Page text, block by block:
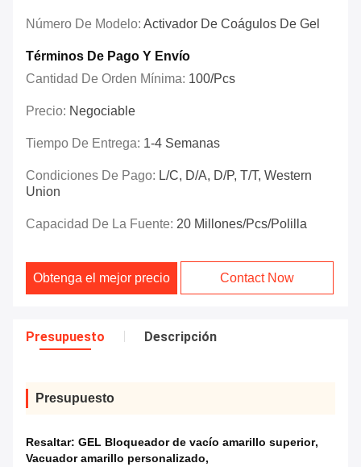
Número De Modelo: Activador De Coágulos De Gel
Términos De Pago Y Envío
Cantidad De Orden Mínima: 100/pcs
Precio: Negociable
Tiempo De Entrega: 1-4 Semanas
Condiciones De Pago: L/C, D/A, D/P, T/T, Western
Union
Capacidad De La Fuente: 20 Millones/pcs/polilla
Obtenga el mejor precio Contact Now
Presupuesto Descripción
Presupuesto
Resaltar: GEL Bloqueador de vacío amarillo superior,
Vacuador amarillo personalizado,